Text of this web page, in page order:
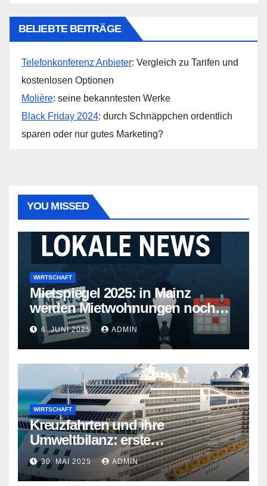
BELIEBTE BEITRÄGE
Telefonkonferenz Anbieter: Vergleich zu Tarifen und
kostenlosen Optionen
Molière: seine bekanntesten Werke
Black Friday 2024: durch Schnäppchen ordentlich
sparen oder nur gutes Marketing?
YOU MISSED
WIRTSCHAFT
Mietspiegel 2025: in Mainz
werden Mietwohnungen noch
teurer
6. JUNI 2025 ADMIN
WIRTSCHAFT
Kreuzfahrten und ihre
Umweltbilanz: erste
Kreuzfahrtschiffe gehen neue
Wege
30. MAI 2025 ADMIN